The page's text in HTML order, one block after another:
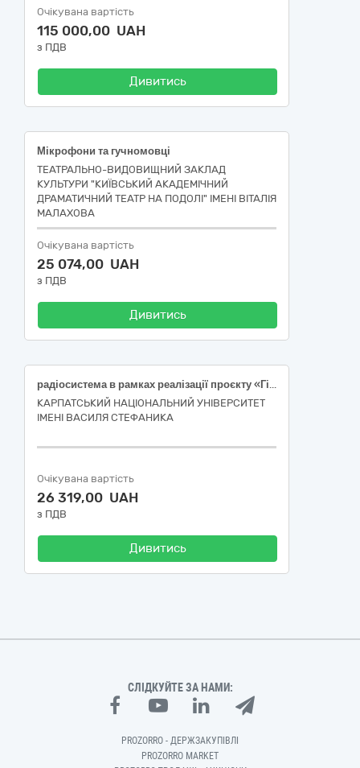
Очікувана вартість
115 000,00 UAH
з ПДВ
Дивитись
Мікрофони та гучномовці
ТЕАТРАЛЬНО-ВИДОВИЩНИЙ ЗАКЛАД
КУЛЬТУРИ "КИЇВСЬКИЙ АКАДЕМІЧНИЙ
ДРАМАТИЧНИЙ ТЕАТР НА ПОДОЛІ" ІМЕНІ ВІТАЛІЯ
МАЛАХОВА
Очікувана вартість
25 074,00 UAH
з ПДВ
Дивитись
радіосистема в рамках реалізації проєкту «Гіперлокальні медіа як новий формат журналістики:університетська модель розвитку для Івано-Франківщини», код ДК 021:2015 (CPV) : 32340000-8 Мікрофони та гучномовці
КАРПАТСЬКИЙ НАЦІОНАЛЬНИЙ УНІВЕРСИТЕТ
ІМЕНІ ВАСИЛЯ СТЕФАНИКА
Очікувана вартість
26 319,00 UAH
з ПДВ
Дивитись
СЛІДКУЙТЕ ЗА НАМИ:
PROZORRO - ДЕРЖЗАКУПІВЛІ
PROZORRO MARKET